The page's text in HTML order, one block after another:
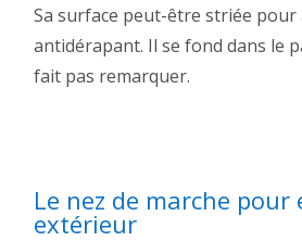
Sa surface peut-être striée
antidérapant. Il se fond dans le
fait pas remarquer.
Le nez de marche pour
extérieur